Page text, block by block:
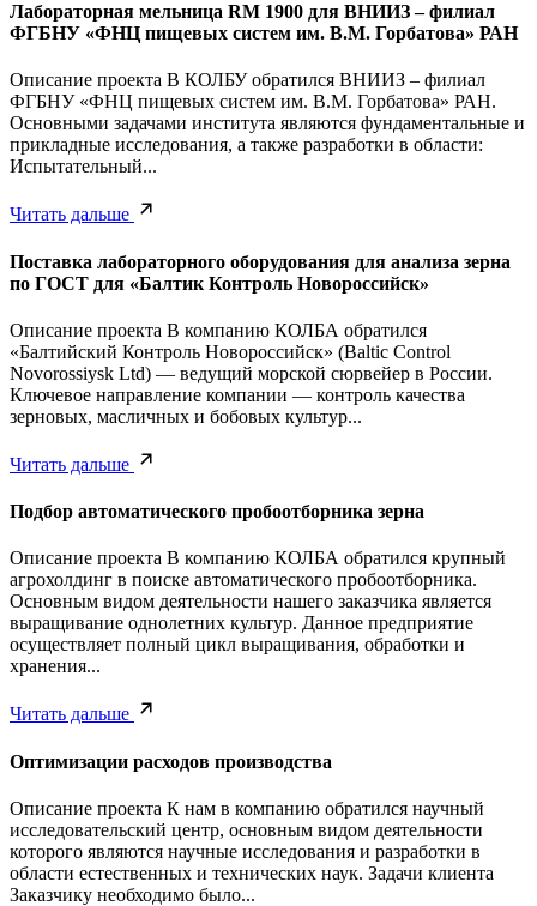
Лабораторная мельница RM 1900 для ВНИИЗ – филиал
ФГБНУ «ФНЦ пищевых систем им. В.М. Горбатова» РАН
Описание проекта В КОЛБУ обратился ВНИИЗ – филиал
ФГБНУ «ФНЦ пищевых систем им. В.М. Горбатова» РАН.
Основными задачами института являются фундаментальные и
прикладные исследования, а также разработки в области:
Испытательный...
Читать дальше
Поставка лабораторного оборудования для анализа зерна
по ГОСТ для «Балтик Контроль Новороссийск»
Описание проекта В компанию КОЛБА обратился
«Балтийский Контроль Новороссийск» (Baltic Control
Novorossiysk Ltd) — ведущий морской сюрвейер в России.
Ключевое направление компании — контроль качества
зерновых, масличных и бобовых культур...
Читать дальше
Подбор автоматического пробоотборника зерна
Описание проекта В компанию КОЛБА обратился крупный
агрохолдинг в поиске автоматического пробоотборника.
Основным видом деятельности нашего заказчика является
выращивание однолетних культур. Данное предприятие
осуществляет полный цикл выращивания, обработки и
хранения...
Читать дальше
Оптимизации расходов производства
Описание проекта К нам в компанию обратился научный
исследовательский центр, основным видом деятельности
которого являются научные исследования и разработки в
области естественных и технических наук. Задачи клиента
Заказчику необходимо было...